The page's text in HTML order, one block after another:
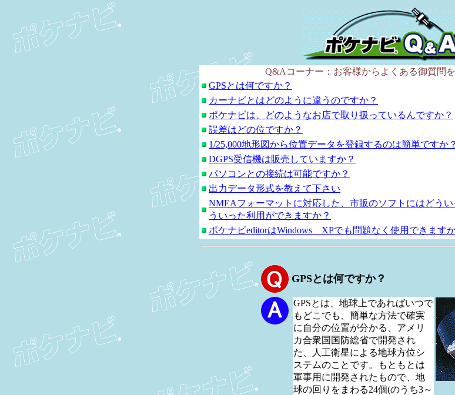
Q&Aコーナー：お客様からよくある御質問を
GPSとは何ですか？
カーナビとはどのように違うのですか？
ポケナビは、どのようなお店で取り扱っているんですか？
誤差はどの位ですか？
1/25,000地形図から位置データを登録するのは簡単ですか？
DGPS受信機は販売していますか？
パソコンとの接続は可能ですか？
出力データ形式を教えて下さい
NMEAフォーマットに対応した、市販のソフトにはどう
ういった利用ができますか？
ポケナビeditorはWindows XPでも問題なく使用できます
GPSとは何ですか？
GPSとは、地球上であればいつで
もどこでも、簡単な方法で確実
に自分の位置が分かる、アメリ
カ合衆国国防総省で開発され
た、人工衛星による地球方位シ
ステムのことです。もともとは
軍事用に開発されたもので、地
球の回りをまわる24個(のうち3～